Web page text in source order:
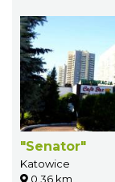
"Senator"
Katowice
0.36 km